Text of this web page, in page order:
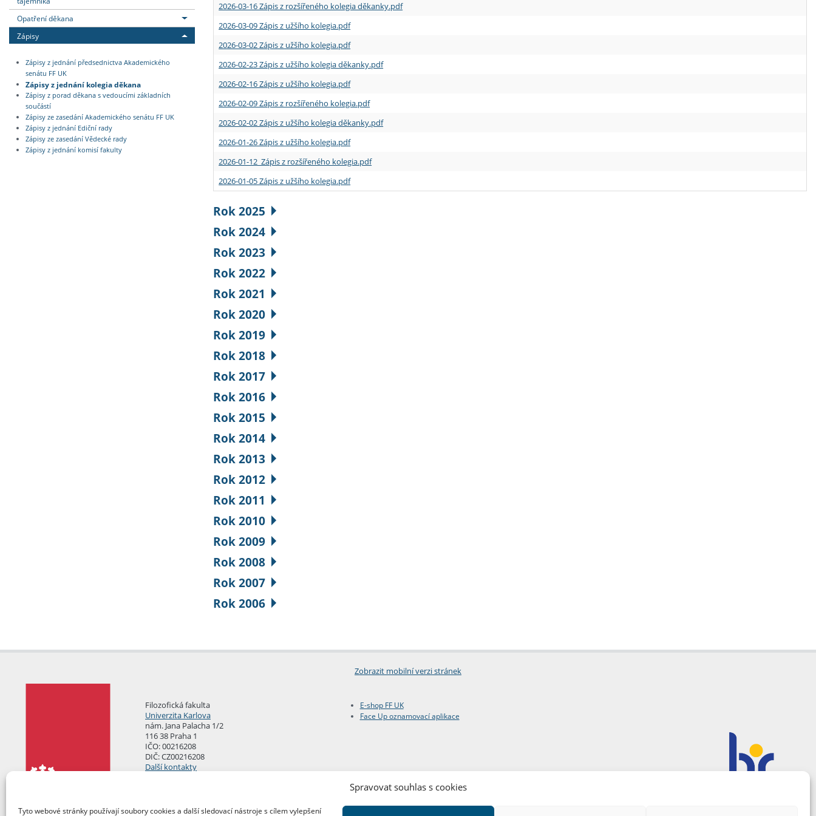
Spravovat souhlas s cookies
Tyto webové stránky používají soubory cookies a další sledovací nástroje s cílem vylepšení
Opatření děkana
Zápisy
Zápisy z jednání předsednictva Akademického
senátu FF UK
Zápisy z jednání kolegia děkana
Zápisy z porad děkana s vedoucími základních
součástí
Zápisy ze zasedání Akademického senátu FF UK
Zápisy z jednání Ediční rady
Zápisy ze zasedání Vědecké rady
Zápisy z jednání komisí fakulty
2026-03-16 Zápis z rozšířeného kolegia děkanky.pdf
2026-03-09 Zápis z užšího kolegia.pdf
2026-03-02 Zápis z užšího kolegia.pdf
2026-02-23 Zápis z užšího kolegia děkanky.pdf
2026-02-16 Zápis z užšího kolegia.pdf
2026-02-09 Zápis z rozšířeného kolegia.pdf
2026-02-02 Zápis z užšího kolegia děkanky.pdf
2026-01-26 Zápis z užšího kolegia.pdf
2026-01-12 Zápis z rozšířeného kolegia.pdf
2026-01-05 Zápis z užšího kolegia.pdf
Rok 2025
Rok 2024
Rok 2023
Rok 2022
Rok 2021
Rok 2020
Rok 2019
Rok 2018
Rok 2017
Rok 2016
Rok 2015
Rok 2014
Rok 2013
Rok 2012
Rok 2011
Rok 2010
Rok 2009
Rok 2008
Rok 2007
Rok 2006
Zobrazit mobilní verzi stránek
Filozofická fakulta
Univerzita Karlova
nám. Jana Palacha 1/2
116 38 Praha 1
IČO: 00216208
DIČ: CZ00216208
Další kontakty
E-shop FF UK
Face Up oznamovací aplikace